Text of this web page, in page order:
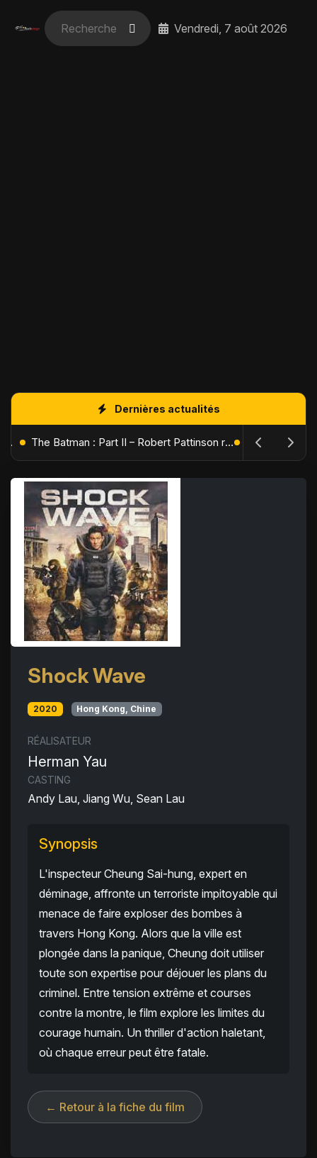
Vendredi, 7 août 2026
Dernières actualités
L'Âge de Glace : Le Réveil du Volcan – Manny, Sid et Diego de retour pour une aventure explosive The Batman : Part II – Robert Pattinson replonge dans les ténèbres de Gotham dès octobre 2027
Shock Wave
2020 Hong Kong, Chine
RÉALISATEUR
Herman Yau
CASTING
Andy Lau, Jiang Wu, Sean Lau
Synopsis
L'inspecteur Cheung Sai-hung, expert en
déminage, affronte un terroriste impitoyable qui
menace de faire exploser des bombes à
travers Hong Kong. Alors que la ville est
plongée dans la panique, Cheung doit utiliser
toute son expertise pour déjouer les plans du
criminel. Entre tension extrême et courses
contre la montre, le film explore les limites du
courage humain. Un thriller d'action haletant,
où chaque erreur peut être fatale.
← Retour à la fiche du film